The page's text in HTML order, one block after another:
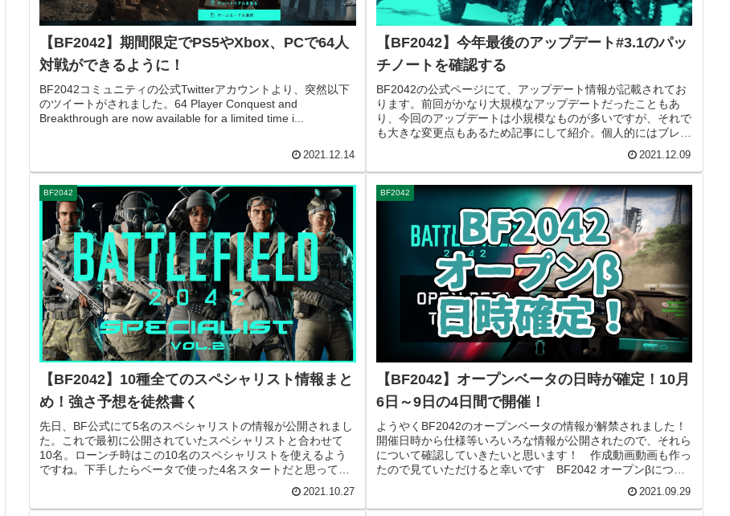
【BF2042】期間限定でPS5やXbox、PCで64人
対戦ができるように！
BF2042コミュニティの公式Twitterアカウントより、突然以下
のツイートがされました。64 Player Conquest and
Breakthrough are now available for a limited time i...
2021.12.14
【BF2042】今年最後のアップデート#3.1のパッ
チノートを確認する
BF2042の公式ページにて、アップデート情報が記載されてお
ります。前回がかなり大規模なアップデートだったこともあ
り、今回のアップデートは小規模なものが多いですが、それで
も大きな変更点もあるため記事にして紹介。個人的にはブレイ
2021.12.09
BF2042
【BF2042】10種全てのスペシャリスト情報まと
め！強さ予想を徒然書く
先日、BF公式にて5名のスペシャリストの情報が公開されまし
た。これで最初に公開されていたスペシャリストと合わせて
10名。ローンチ時はこの10名のスペシャリストを使えるよう
ですね。下手したらベータで使った4名スタートだと思ってい
2021.10.27
BF2042
【BF2042】オープンベータの日時が確定！10月
6日～9日の4日間で開催！
ようやくBF2042のオープンベータの情報が解禁されました！
開催日時から仕様等いろいろな情報が公開されたので、それら
について確認していきたいと思います！ 作成動画動画も作っ
たので見ていただけると幸いです BF2042 オープンβについ
2021.09.29